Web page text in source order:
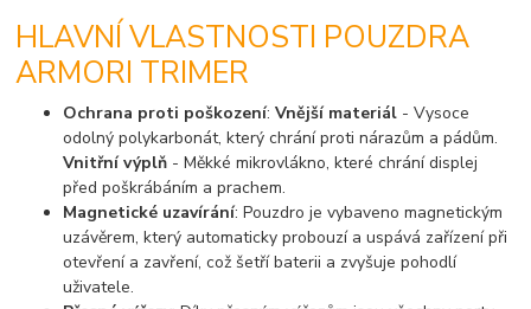
HLAVNÍ VLASTNOSTI POUZDRA
ARMORI TRIMER
Ochrana proti poškození:Vnější materiál - Vysoce
odolný polykarbonát, který chrání proti nárazům a pádům.
Vnitřní výplň - Měkké mikrovlákno, které chrání displej
před poškrábáním a prachem.
Magnetické uzavírání: Pouzdro je vybaveno magnetickým
uzávěrem, který automaticky probouzí a uspává zařízení při
otevření a zavření, což šetří baterii a zvyšuje pohodlí
uživatele.